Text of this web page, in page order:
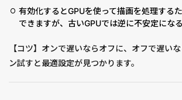
有効化するとGPUを使って描画を処理する
できますが、古いGPUでは逆に不安定になる
【コツ】オンで遅いならオフに、オフで遅い
ン試すと最適設定が見つかります。